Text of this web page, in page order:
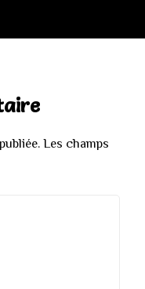
Les champs